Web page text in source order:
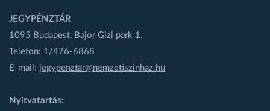
JEGYPÉNZTÁR
1095 Budapest, Bajor Gizi park 1.
Telefon: 1/476-6868
E-mail: jegypenztar@nemzetiszinhaz.hu
Nyitvatartás: